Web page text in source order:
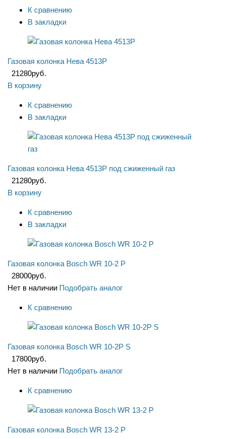
К сравнению
В закладки
Газовая колонка Нева 4513P
21280руб.
В корзину
К сравнению
В закладки
Газовая колонка Нева 4513P под сжиженный газ
21280руб.
В корзину
К сравнению
В закладки
Газовая колонка Bosch WR 10-2 P
28000руб.
Нет в наличии Подобрать аналог
К сравнению
Газовая колонка Bosch WR 10-2P S
17800руб.
Нет в наличии Подобрать аналог
К сравнению
Газовая колонка Bosch WR 13-2 P